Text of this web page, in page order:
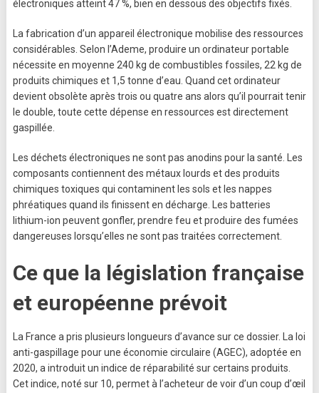
électroniques atteint 47 %, bien en dessous des objectifs fixés.
La fabrication d’un appareil électronique mobilise des ressources
considérables. Selon l’Ademe, produire un ordinateur portable
nécessite en moyenne 240 kg de combustibles fossiles, 22 kg de
produits chimiques et 1,5 tonne d’eau. Quand cet ordinateur
devient obsolète après trois ou quatre ans alors qu’il pourrait tenir
le double, toute cette dépense en ressources est directement
gaspillée.
Les déchets électroniques ne sont pas anodins pour la santé. Les
composants contiennent des métaux lourds et des produits
chimiques toxiques qui contaminent les sols et les nappes
phréatiques quand ils finissent en décharge. Les batteries
lithium-ion peuvent gonfler, prendre feu et produire des fumées
dangereuses lorsqu’elles ne sont pas traitées correctement.
Ce que la législation française
et européenne prévoit
La France a pris plusieurs longueurs d’avance sur ce dossier. La loi
anti-gaspillage pour une économie circulaire (AGEC), adoptée en
2020, a introduit un indice de réparabilité sur certains produits.
Cet indice, noté sur 10, permet à l’acheteur de voir d’un coup d’œil